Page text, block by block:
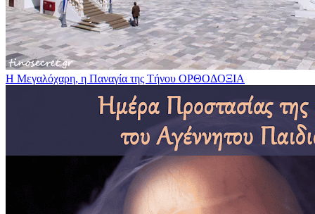
Η Μεγαλόχαρη, η Παναγία της Τήνου ΟΡΘΟΔΟΞΙΑ